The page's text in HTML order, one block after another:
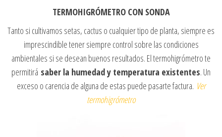
TERMOHIGRÓMETRO CON SONDA
Tanto si cultivamos setas, cactus o cualquier tipo de planta, siempre es
imprescindible tener siempre control sobre las condiciones
ambientales si se desean buenos resultados. El termohigrómetro te
permitirá saber la humedad y temperatura existentes. Un
exceso o carencia de alguna de estas puede pasarte factura. Ver
termohigrómetro